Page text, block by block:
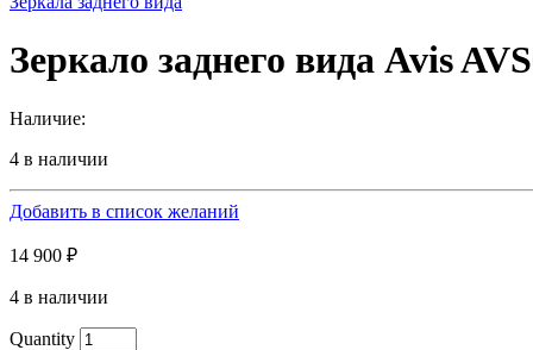
Зеркало заднего вида Avis
Наличие:
4 в наличии
Добавить в список желаний
14 900 ₽
4 в наличии
Quantity